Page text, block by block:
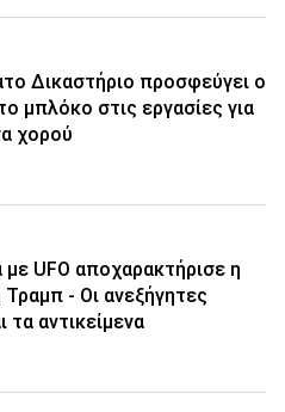
Δικαστήριο προσφεύγει ο
μπλόκο στις εργασίες για
χορού
με UFO αποχαρακτήρισε η
- Οι ανεξήγητες
τα αντικείμενα